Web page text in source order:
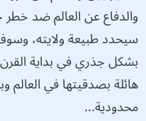
والدفاع عن العالم ضد
سيحدد طبيعة ولايته،
بشكل جذري في بداية
هائلة بصدقيتها في العالم
محدودية...